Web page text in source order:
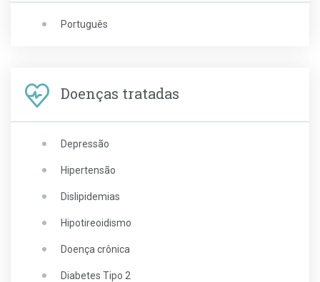
Português
Doenças tratadas
Depressão
Hipertensão
Dislipidemias
Hipotireoidismo
Doença crônica
Diabetes Tipo 2